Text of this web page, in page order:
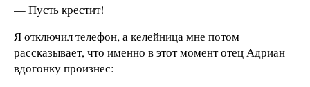
— Пусть крестит!
Я отключил телефон, а келейница мне потом
рассказывает, что именно в этот момент отец Адриан
вдогонку произнес: